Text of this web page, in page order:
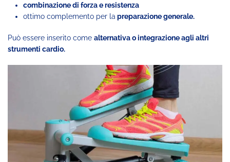
combinazione di forza e resistenza
ottimo complemento per la preparazione generale.
Può essere inserito come alternativa o integrazione agli altri
strumenti cardio.